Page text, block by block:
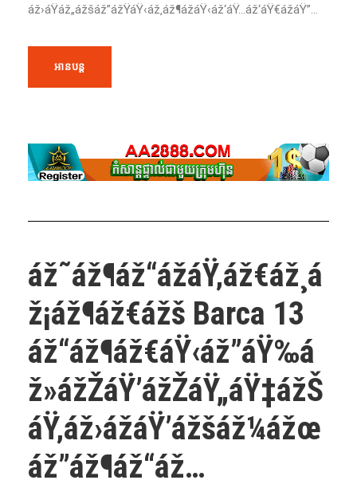
áž›áŸáž„ážšáž”ážŸáŸ‹áž‚áž¶ážáŸ‹áž‘áŸ…áž‘áŸ€ážáŸ”...
អានបន្ត
áž˜áž¶áž“ážáŸ‚áž€áž¸á
ž¡áž¶áž€ážš Barca 13
áž“áž¶áž€áŸ‹áž”áŸ‰á
ž»ážŽáŸ’ážŽáŸ„áŸ‡ážŠ
áŸ‚áž›ážáŸ’ážšáž¼ážœ
áž”áž¶áž“áž…